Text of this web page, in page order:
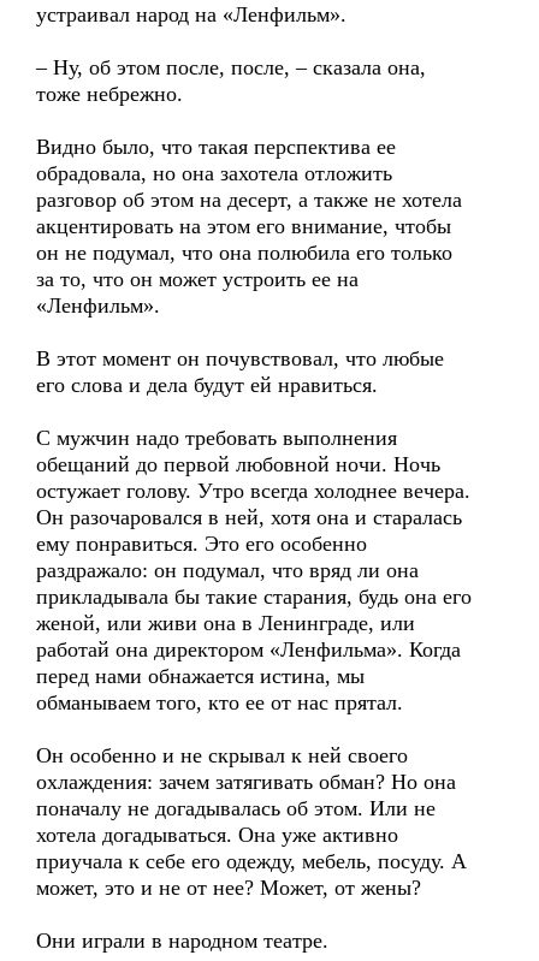
устраивал народ на «Ленфильм».
– Ну, об этом после, после, – сказала она,
тоже небрежно.
Видно было, что такая перспектива ее
обрадовала, но она захотела отложить
разговор об этом на десерт, а также не хотела
акцентировать на этом его внимание, чтобы
он не подумал, что она полюбила его только
за то, что он может устроить ее на
«Ленфильм».
В этот момент он почувствовал, что любые
его слова и дела будут ей нравиться.
С мужчин надо требовать выполнения
обещаний до первой любовной ночи. Ночь
остужает голову. Утро всегда холоднее вечера.
Он разочаровался в ней, хотя она и старалась
ему понравиться. Это его особенно
раздражало: он подумал, что вряд ли она
прикладывала бы такие старания, будь она его
женой, или живи она в Ленинграде, или
работай она директором «Ленфильма». Когда
перед нами обнажается истина, мы
обманываем того, кто ее от нас прятал.
Он особенно и не скрывал к ней своего
охлаждения: зачем затягивать обман? Но она
поначалу не догадывалась об этом. Или не
хотела догадываться. Она уже активно
приучала к себе его одежду, мебель, посуду. А
может, это и не от нее? Может, от жены?
Они играли в народном театре.